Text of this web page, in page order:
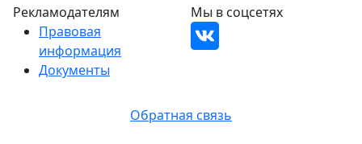
Обратная связь
Рекламодателям
Правовая
информация
Документы
Мы в соцсетях